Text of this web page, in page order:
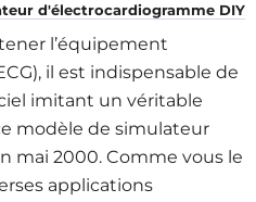
d'électrocardiogramme DIY
l’équipement
il est indispensable de
imitant un véritable
modèle de simulateur
mai 2000. Comme vous le
applications